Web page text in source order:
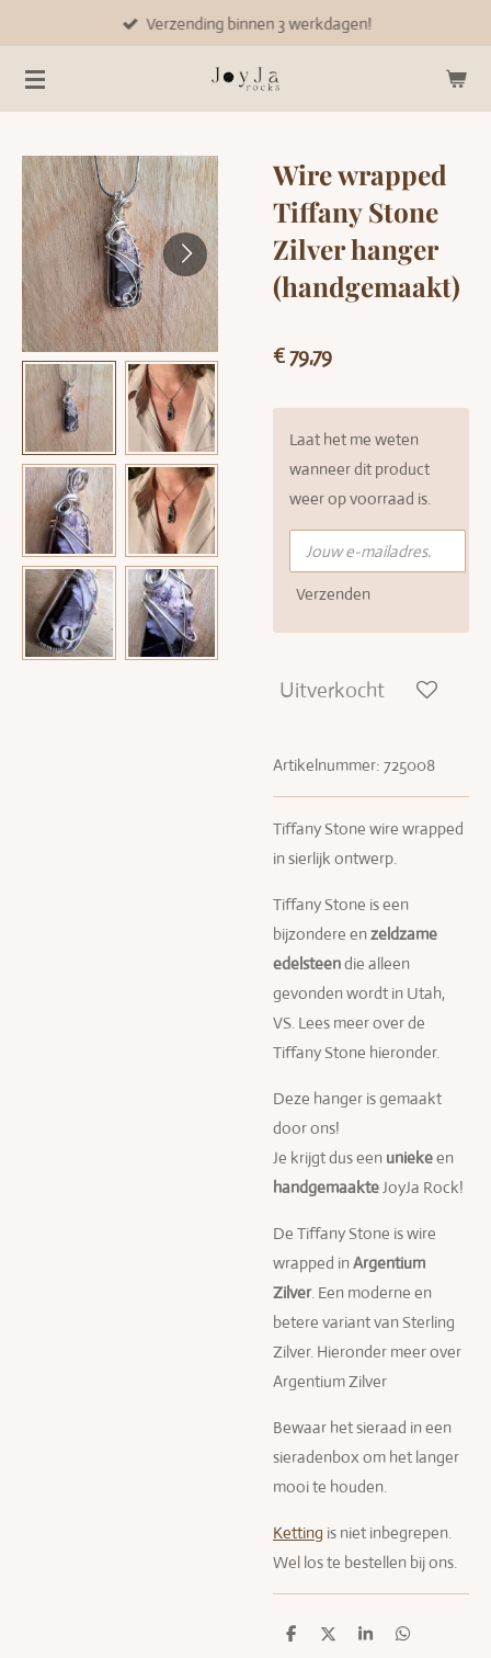
naar
de
Verzending binnen 3 werkdagen!
Wire wrapped
Tiffany Stone
Zilver hanger
(handgemaakt)
€ 79,79
Laat het me weten
wanneer dit product
weer op voorraad is.
Verzenden
Uitverkocht
Artikelnummer: 725008
Tiffany Stone wire wrapped
in sierlijk ontwerp.
Tiffany Stone is een
bijzondere enzeldzame
edelsteendie alleen
gevonden wordt in Utah,
VS. Lees meer over de
Tiffany Stone hieronder.
Deze hanger is gemaakt
door ons!
Je krijgt dus een uniekeen
handgemaakte JoyJa Rock!
De Tiffany Stone iswire
wrapped inArgentium
Zilver. Een moderne en
betere variant van Sterling
Zilver. Hieronder meer over
Argentium Zilver
Bewaar het sieraad in een
sieradenbox om het langer
mooi te houden.
Ketting is niet inbegrepen.
Wel los te bestellen bij ons.
D
D
S
D